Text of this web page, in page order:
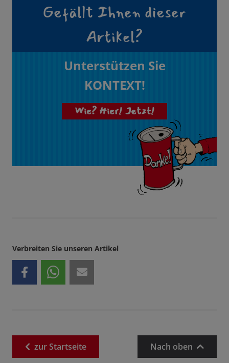
Gefällt Ihnen dieser
Artikel?
Unterstützen Sie
KONTEXT!
Wie? Hier! Jetzt!
Verbreiten Sie unseren Artikel
zurStartseite Nach oben